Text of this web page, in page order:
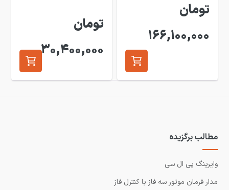
تومان
166,100,000
تومان
30,400,000
مطالب برگزیده
وایرینگ پی ال سی
مدار فرمان موتور سه فاز با کنترل فاز